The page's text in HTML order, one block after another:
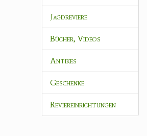
Jagdreviere
Bücher, Videos
Antikes
Geschenke
Reviereinrichtungen